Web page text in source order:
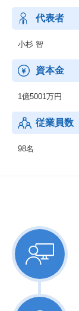
信頼のおける著
供するなど、
配信の全てのフ
す。
・クラウドイン
クラウドを最大
・デジタルマー
グローバルCMS
・スマートフォ
自転車位置情報
代表者
小杉 智
資本金
1億5001万円
従業員数
98名